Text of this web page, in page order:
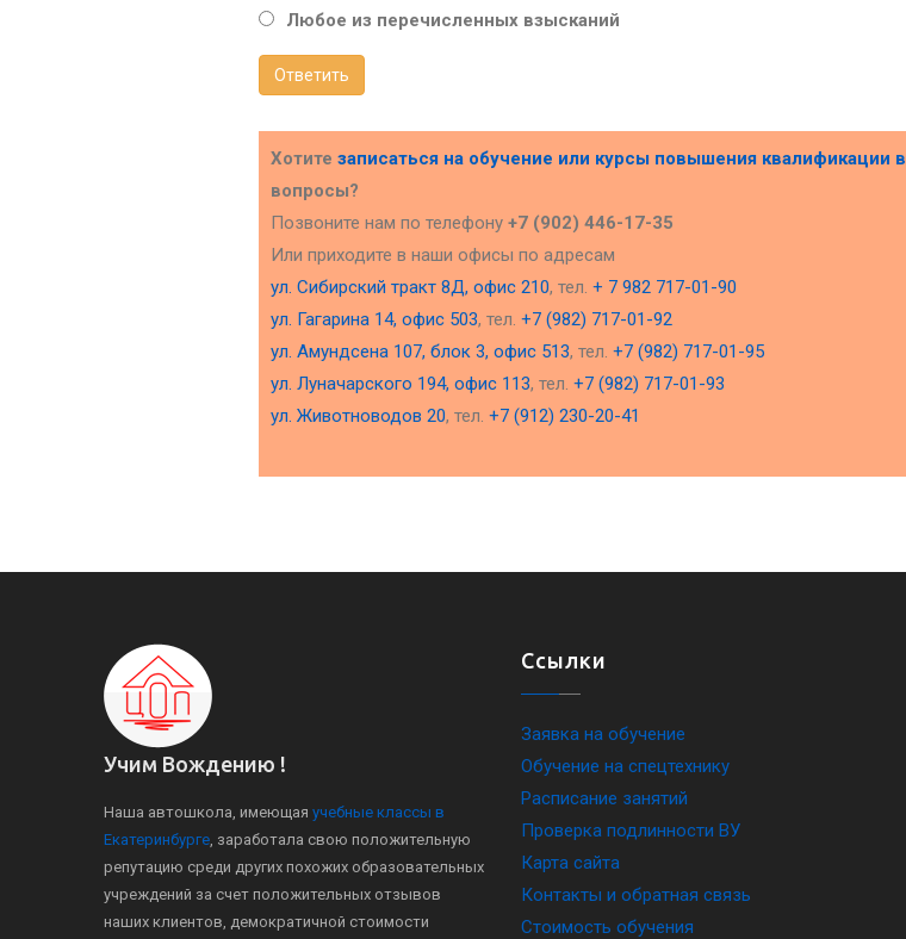
Любое из перечисленных взысканий
Ответить
Хотите записаться на обучение или курсы повышения квалификации в
вопросы?
Позвоните нам по телефону +7 (902) 446-17-35
Или приходите в наши офисы по адресам
ул. Сибирский тракт 8Д, офис 210, тел. + 7 982 717-01-90
ул. Гагарина 14, офис 503, тел. +7 (982) 717-01-92
ул. Амундсена 107, блок 3, офис 513, тел. +7 (982) 717-01-95
ул. Луначарского 194, офис 113, тел. +7 (982) 717-01-93
ул. Животноводов 20, тел. +7 (912) 230-20-41
Учим Вождению !
Наша автошкола, имеющая учебные классы в
Екатеринбурге, заработала свою положительную
репутацию среди других похожих образовательных
учреждений за счет положительных отзывов
наших клиентов, демократичной стоимости
Ссылки
Заявка на обучение
Обучение на спецтехнику
Расписание занятий
Проверка подлинности ВУ
Карта сайта
Контакты и обратная связь
Стоимость обучения